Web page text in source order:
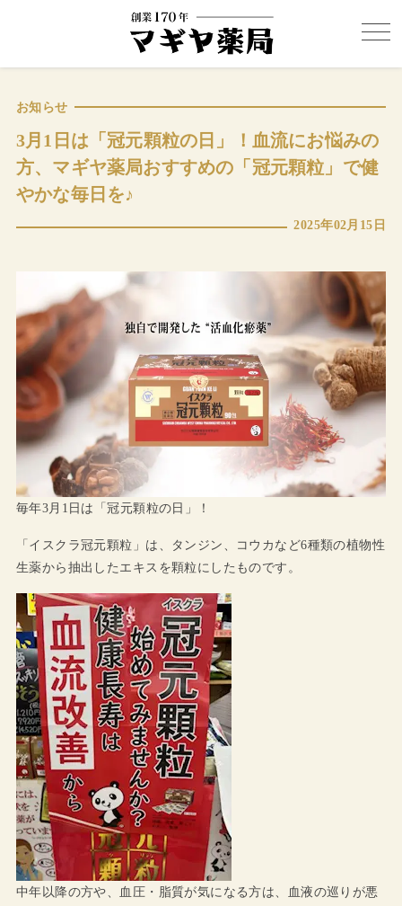
3月1日は「冠元顆粒の日」！血流にお悩みの
方、マギヤ薬局おすすめの「冠元顆粒」で健
やかな毎日を♪
お知らせ
2025年02月15日
毎年3月1日は「冠元顆粒の日」！
「イスクラ冠元顆粒」は、タンジン、コウカなど6種類の植物性
生薬から抽出したエキスを顆粒にしたものです。
中年以降の方や、血圧・脂質が気になる方は、血液の巡りが悪